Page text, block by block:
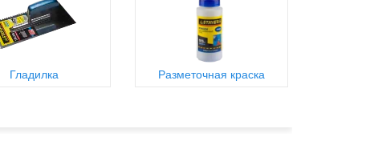
Гладилка Разметочная краска